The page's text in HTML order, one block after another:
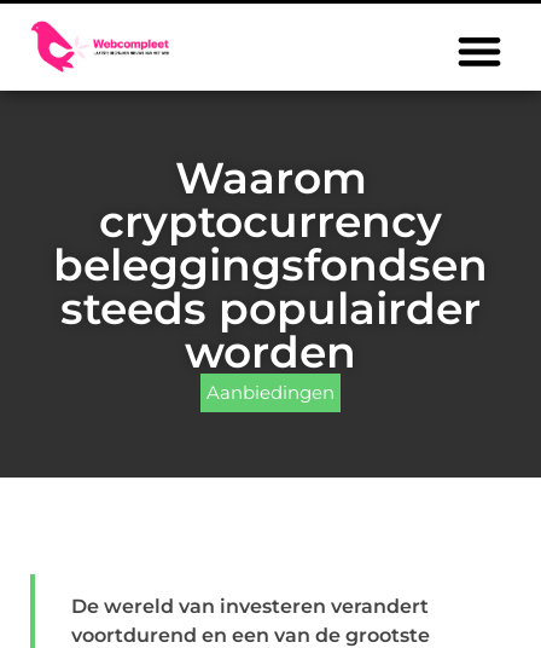
Waarom
cryptocurrency
beleggingsfondsen
steeds populairder
worden
Aanbiedingen
De wereld van investeren verandert
voortdurend en een van de grootste